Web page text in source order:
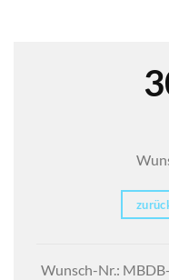
Wunsch-Nr.: